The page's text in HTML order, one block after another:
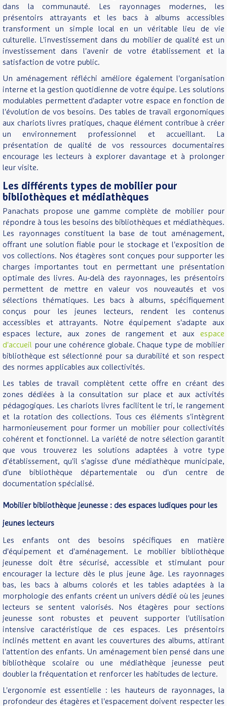
dans la communauté. Les rayonnages modernes, les
présentoirs attrayants et les bacs à albums accessibles
transforment un simple local en un véritable lieu de vie
culturelle. L'investissement dans du mobilier de qualité est un
investissement dans l'avenir de votre établissement et la
satisfaction de votre public.
Un aménagement réfléchi améliore également l'organisation
interne et la gestion quotidienne de votre équipe. Les solutions
modulables permettent d'adapter votre espace en fonction de
l'évolution de vos besoins. Des tables de travail ergonomiques
aux chariots livres pratiques, chaque élément contribue à créer
un environnement professionnel et accueillant. La
présentation de qualité de vos ressources documentaires
encourage les lecteurs à explorer davantage et à prolonger
leur visite.
Les différents types de mobilier pour
bibliothèques et médiathèques
Panachats propose une gamme complète de mobilier pour
répondre à tous les besoins des bibliothèques et médiathèques.
Les rayonnages constituent la base de tout aménagement,
offrant une solution fiable pour le stockage et l'exposition de
vos collections. Nos étagères sont conçues pour supporter les
charges importantes tout en permettant une présentation
optimale des livres. Au-delà des rayonnages, les présentoirs
permettent de mettre en valeur vos nouveautés et vos
sélections thématiques. Les bacs à albums, spécifiquement
conçus pour les jeunes lecteurs, rendent les contenus
accessibles et attrayants. Notre équipement s'adapte aux
espaces lecture, aux zones de rangement et aux espace
d'accueil
pour une cohérence globale. Chaque type de mobilier
bibliothèque est sélectionné pour sa durabilité et son respect
des normes applicables aux collectivités.
Les tables de travail complètent cette offre en créant des
zones dédiées à la consultation sur place et aux activités
pédagogiques. Les chariots livres facilitent le tri, le rangement
et la rotation des collections. Tous ces éléments s'intègrent
harmonieusement pour former un mobilier pour collectivités
cohérent et fonctionnel. La variété de notre sélection garantit
que vous trouverez les solutions adaptées à votre type
d'établissement, qu'il s'agisse d'une médiathèque municipale,
d'une bibliothèque départementale ou d'un centre de
documentation spécialisé.
Mobilier bibliothèque jeunesse : des espaces ludiques pour les
jeunes lecteurs
Les enfants ont des besoins spécifiques en matière
d'équipement et d'aménagement. Le mobilier bibliothèque
jeunesse doit être sécurisé, accessible et stimulant pour
encourager la lecture dès le plus jeune âge. Les rayonnages
bas, les bacs à albums colorés et les tables adaptées à la
morphologie des enfants créent un univers dédié où les jeunes
lecteurs se sentent valorisés. Nos étagères pour sections
jeunesse sont robustes et peuvent supporter l'utilisation
intensive caractéristique de ces espaces. Les présentoirs
inclinés mettent en avant les couvertures des albums, attirant
l'attention des enfants. Un aménagement bien pensé dans une
bibliothèque scolaire ou une médiathèque jeunesse peut
doubler la fréquentation et renforcer les habitudes de lecture.
L'ergonomie est essentielle : les hauteurs de rayonnages, la
profondeur des étagères et l'espacement doivent respecter les